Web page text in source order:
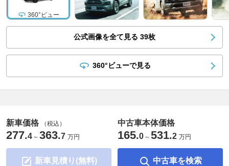
360°ビュー
公式画像を全て見る 39枚
360°ビューで見る
新車価格 （税込）
277.4 ～ 363.7 万円
新車見積り(無料)
中古車本体価格
165.0 ～ 531.2 万円
中古車を検索